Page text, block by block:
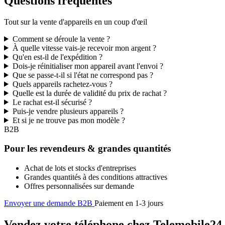
Tout sur la vente d'appareils en un coup d'œil
Comment se déroule la vente ?
À quelle vitesse vais-je recevoir mon argent ?
Qu'en est-il de l'expédition ?
Dois-je réinitialiser mon appareil avant l'envoi ?
Que se passe-t-il si l'état ne correspond pas ?
Quels appareils rachetez-vous ?
Quelle est la durée de validité du prix de rachat ?
Le rachat est-il sécurisé ?
Puis-je vendre plusieurs appareils ?
Et si je ne trouve pas mon modèle ?
B2B
Pour les revendeurs & grandes quantités
Achat de lots et stocks d'entreprises
Grandes quantités à des conditions attractives
Offres personnalisées sur demande
Envoyer une demande B2B Paiement en 1-3 jours